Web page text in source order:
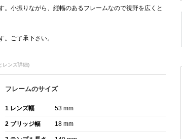
小振りながら、縦幅のあるフレームなので視野を広くと
ご了承下さい。
レンズ詳細)
フレームのサイズ
1 レンズ幅 53 mm
2 ブリッジ幅 18 mm